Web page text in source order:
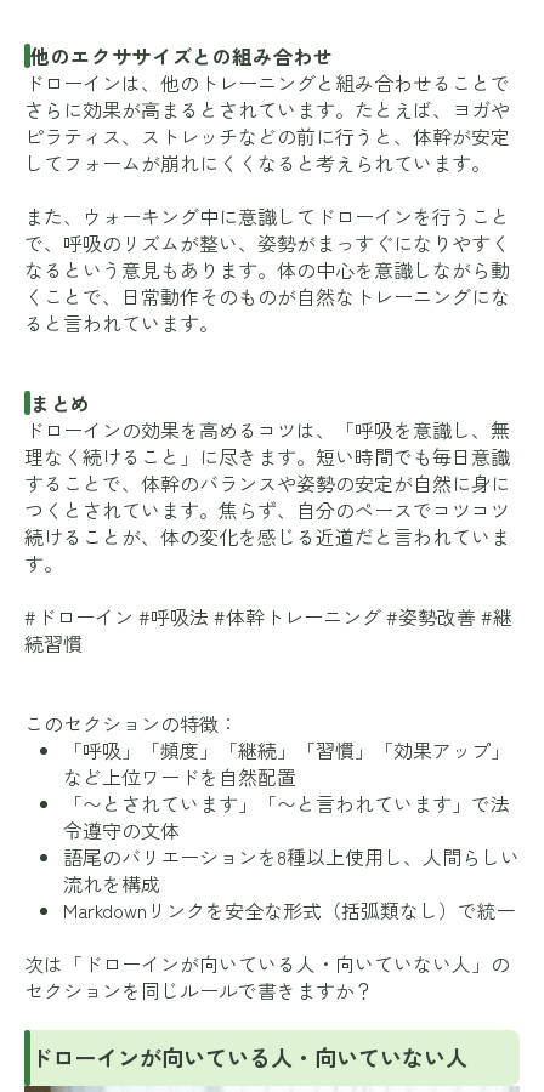
他のエクササイズとの組み合わせ
ドローインは、他のトレーニングと組み合わせることで
さらに効果が高まるとされています。たとえば、ヨガや
ピラティス、ストレッチなどの前に行うと、体幹が安定
してフォームが崩れにくくなると考えられています。
また、ウォーキング中に意識してドローインを行うこと
で、呼吸のリズムが整い、姿勢がまっすぐになりやすく
なるという意見もあります。体の中心を意識しながら動
くことで、日常動作そのものが自然なトレーニングにな
ると言われています。
まとめ
ドローインの効果を高めるコツは、「呼吸を意識し、無
理なく続けること」に尽きます。短い時間でも毎日意識
することで、体幹のバランスや姿勢の安定が自然に身に
つくとされています。焦らず、自分のペースでコツコツ
続けることが、体の変化を感じる近道だと言われていま
す。
#ドローイン #呼吸法 #体幹トレーニング #姿勢改善 #継
続習慣
このセクションの特徴：
「呼吸」「頻度」「継続」「習慣」「効果アップ」
など上位ワードを自然配置
「〜とされています」「〜と言われています」で法
令遵守の文体
語尾のバリエーションを8種以上使用し、人間らしい
流れを構成
Markdownリンクを安全な形式（括弧類なし）で統一
次は「ドローインが向いている人・向いていない人」の
セクションを同じルールで書きますか？
ドローインが向いている人・向いていない人